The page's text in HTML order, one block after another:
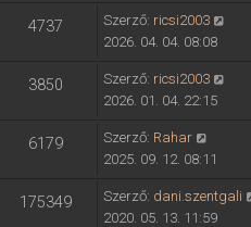
4737 Szerző: ricsi2003
2026. 04. 04. 08:08
3850 Szerző: ricsi2003
2026. 01. 04. 22:15
6179 Szerző: Rahar
2025. 09. 12. 08:11
175349 Szerző: dani.szentgali
2020. 05. 13. 11:59